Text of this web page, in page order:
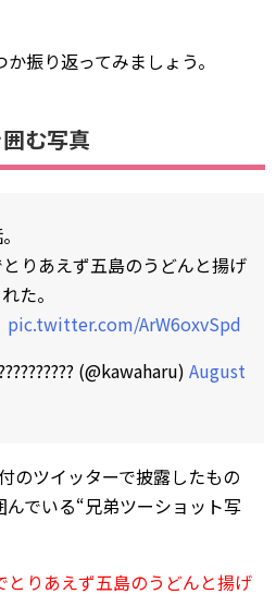
振り返ってみましょう。
む写真
りあえず五島のうどんと揚げ
た。
pic.twitter.com/ArW6oxvSpd
(@kawaharu) August
のツイッターで披露したもの
でいる“兄弟ツーショット写
りあえず五島のうどんと揚げ